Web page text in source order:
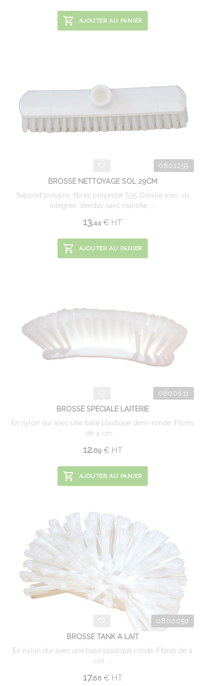
AJOUTER AU PANIER
0801259
BROSSE NETTOYAGE SOL 29CM
Support polypro, fibres polyester S35. Douille avec vis
intégrée. Vendus sans manche. ...
13.44 € HT
AJOUTER AU PANIER
0800611
BROSSE SPECIALE LAITERIE
En nylon dur avec une base plastique demi-ronde. Fibres
de 4 cm. ...
12.69 €HT
AJOUTER AU PANIER
0800050
BROSSE TANK A LAIT
En nylon dur avec une base plastique ronde. Fibres de 4
cm. ...
17.86 €HT